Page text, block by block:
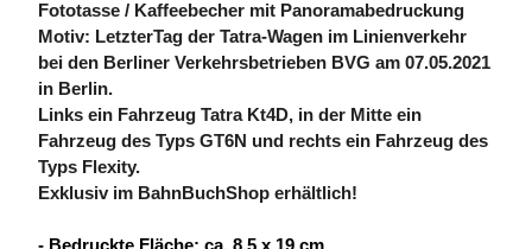
Fototasse / Kaffeebecher mit Panoramabedruckung
Motiv: LetzterTag der Tatra-Wagen im Linienverkehr
bei den Berliner Verkehrsbetrieben BVG am 07.05.2021
in Berlin.
Links ein Fahrzeug Tatra Kt4D, in der Mitte ein
Fahrzeug des Typs GT6N und rechts ein Fahrzeug des
Typs Flexity.
Exklusiv im BahnBuchShop erhältlich!